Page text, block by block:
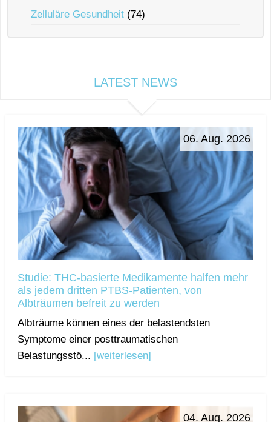
Zelluläre Gesundheit (74)
LATEST NEWS
06. Aug. 2026
Studie: THC-basierte Medikamente halfen mehr
als jedem dritten PTBS-Patienten, von
Albträumen befreit zu werden
Albträume können eines der belastendsten
Symptome einer posttraumatischen
Belastungsstö... [weiterlesen]
04. Aug. 2026